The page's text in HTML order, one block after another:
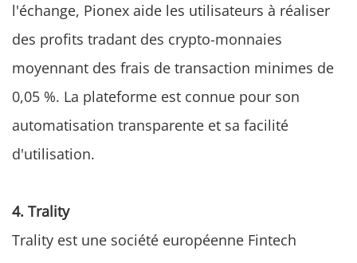
l'échange, Pionex aide les utilisateurs à réaliser
des profits tradant des crypto-monnaies
moyennant des frais de transaction minimes de
0,05 %. La plateforme est connue pour son
automatisation transparente et sa facilité
d'utilisation.
4. Trality
Trality est une société européenne Fintech